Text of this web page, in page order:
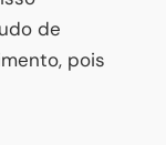
de
pois